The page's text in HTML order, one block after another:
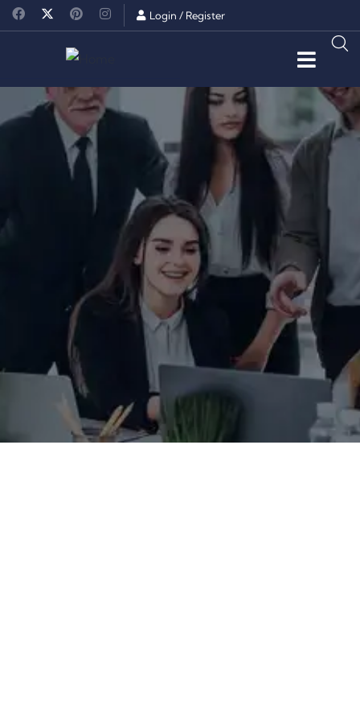
Login / Register